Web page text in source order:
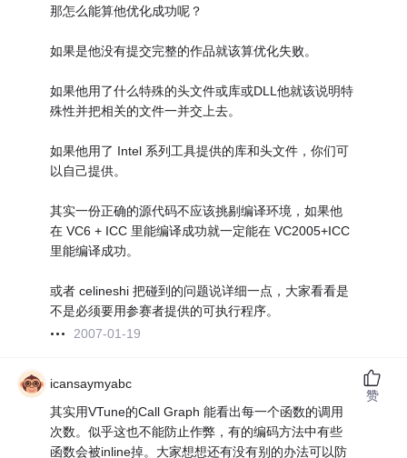
那怎么能算他优化成功呢？
如果是他没有提交完整的作品就该算优化失败。
如果他用了什么特殊的头文件或库或DLL他就该说明特
殊性并把相关的文件一并交上去。
如果他用了 Intel 系列工具提供的库和头文件，你们可
以自己提供。
其实一份正确的源代码不应该挑剔编译环境，如果他
在 VC6 + ICC 里能编译成功就一定能在 VC2005+ICC
里能编译成功。
或者 celineshi 把碰到的问题说详细一点，大家看看是
不是必须要用参赛者提供的可执行程序。
2007-01-19
icansaymyabc
其实用VTune的Call Graph 能看出每一个函数的调用
次数。似乎这也不能防止作弊，有的编码方法中有些
函数会被inline掉。大家想想还有没有别的办法可以防
赞